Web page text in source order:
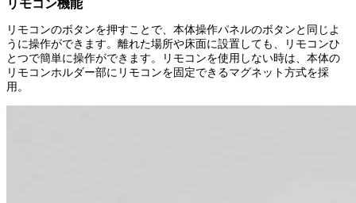
リモコン機能
リモコンのボタンを押すことで、本体操作パネルのボタンと同じよ
うに操作ができます。離れた場所や床面に設置しても、リモコンひ
とつで簡単に操作ができます。リモコンを使用しない時は、本体の
リモコンホルダー部にリモコンを固定できるマグネット方式を採
用。